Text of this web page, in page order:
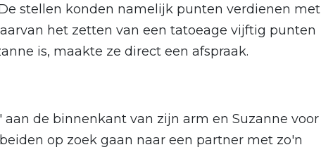
stellen konden namelijk punten verdienen met
het zetten van een tatoeage vijftig punten
is, maakte ze direct een afspraak.
aan de binnenkant van zijn arm en Suzanne voor
op zoek gaan naar een partner met zo'n